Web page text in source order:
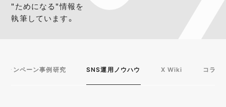
"ためになる"情報を
執筆しています。
キャンペーン事例研究 SNS運用ノウハウ X Wiki コラム